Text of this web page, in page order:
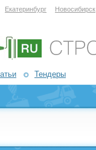
Екатеринбург Новосибирск
Тендеры